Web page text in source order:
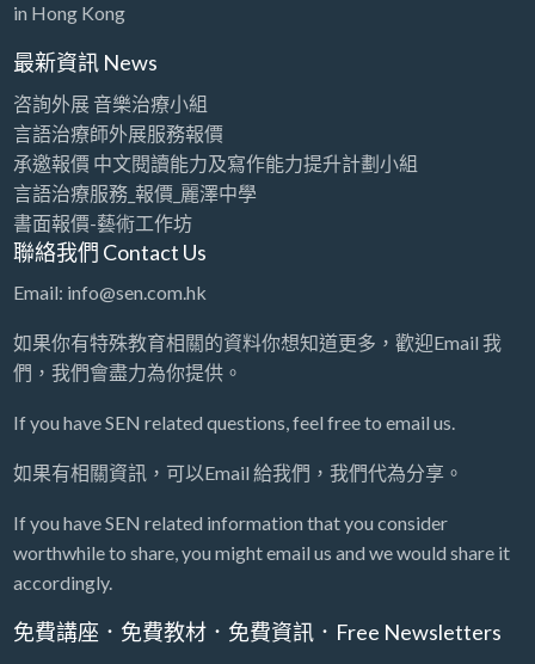
in Hong Kong
最新資訊 News
咨詢外展 音樂治療小組
言語治療師外展服務報價
承邀報價 中文閱讀能力及寫作能力提升計劃小組
言語治療服務_報價_麗澤中學
書面報價-藝術工作坊
聯絡我們 Contact Us
Email: info@sen.com.hk
如果你有特殊教育相關的資料你想知道更多，歡迎Email 我
們，我們會盡力為你提供。
If you have SEN related questions, feel free to email us.
如果有相關資訊，可以Email 給我們，我們代為分享。
If you have SEN related information that you consider
worthwhile to share, you might email us and we would share it
accordingly.
免費講座．免費教材．免費資訊．Free Newsletters